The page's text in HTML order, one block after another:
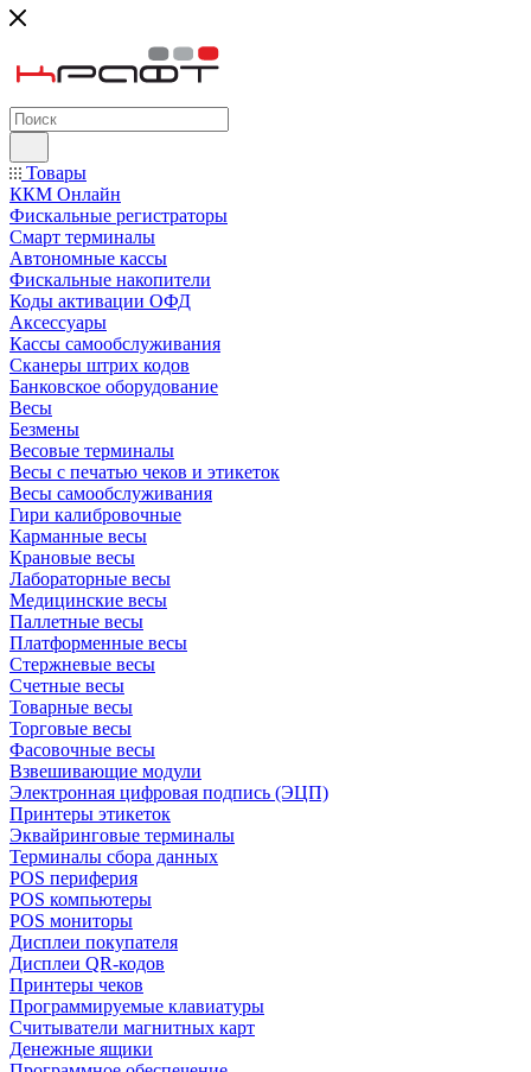
Товары
ККМ Онлайн
Фискальные регистраторы
Смарт терминалы
Автономные кассы
Фискальные накопители
Коды активации ОФД
Аксессуары
Кассы самообслуживания
Сканеры штрих кодов
Банковское оборудование
Весы
Безмены
Весовые терминалы
Весы с печатью чеков и этикеток
Весы самообслуживания
Гири калибровочные
Карманные весы
Крановые весы
Лабораторные весы
Медицинские весы
Паллетные весы
Платформенные весы
Стержневые весы
Счетные весы
Товарные весы
Торговые весы
Фасовочные весы
Взвешивающие модули
Электронная цифровая подпись (ЭЦП)
Принтеры этикеток
Эквайринговые терминалы
Терминалы сбора данных
POS периферия
POS компьютеры
POS мониторы
Дисплеи покупателя
Дисплеи QR-кодов
Принтеры чеков
Программируемые клавиатуры
Считыватели магнитных карт
Денежные ящики